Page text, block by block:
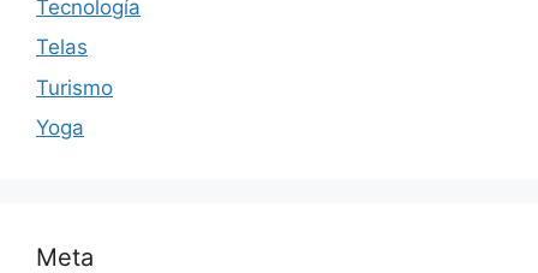
Tecnología
Telas
Turismo
Yoga
Meta